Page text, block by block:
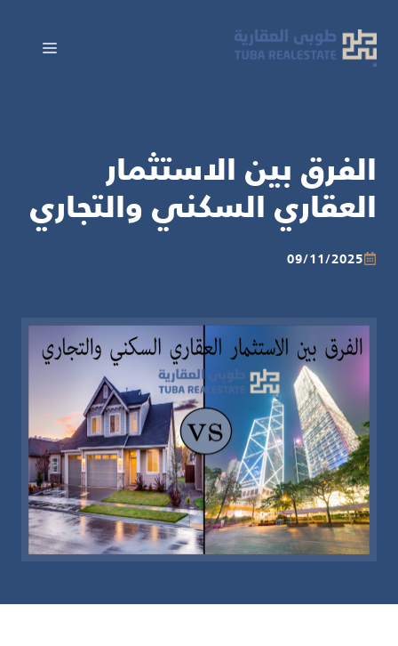
المحتوى
الفرق بين الاستثمار
العقاري السكني والتجاري
09/11/2025